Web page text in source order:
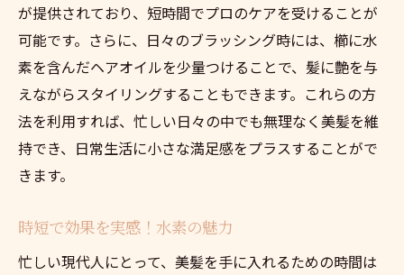
が提供されており、短時間でプロのケアを受けることが
可能です。さらに、日々のブラッシング時には、櫛に水
素を含んだヘアオイルを少量つけることで、髪に艶を与
えながらスタイリングすることもできます。これらの方
法を利用すれば、忙しい日々の中でも無理なく美髪を維
持でき、日常生活に小さな満足感をプラスすることがで
きます。
時短で効果を実感！水素の魅力
忙しい現代人にとって、美髪を手に入れるための時間は